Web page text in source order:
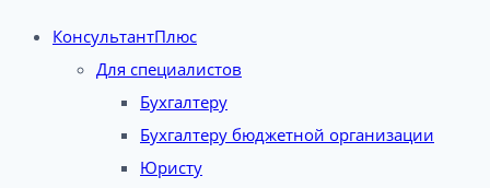
КонсультантПлюс
Для специалистов
Бухгалтеру
Бухгалтеру бюджетной организации
Юристу